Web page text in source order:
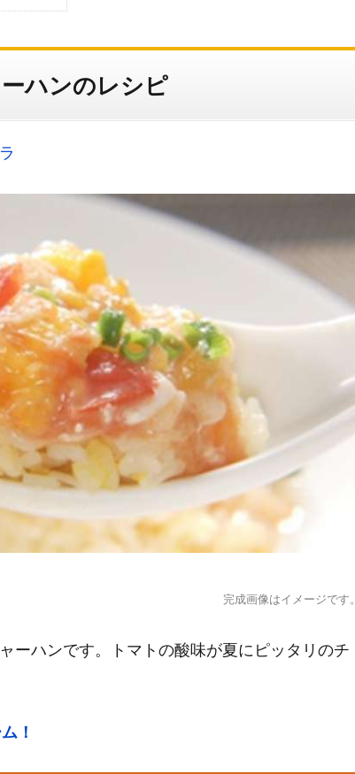
ハンのレシピ
完成画像はイメージです。
ーハンです。トマトの酸味が夏にピッタリのチ
！